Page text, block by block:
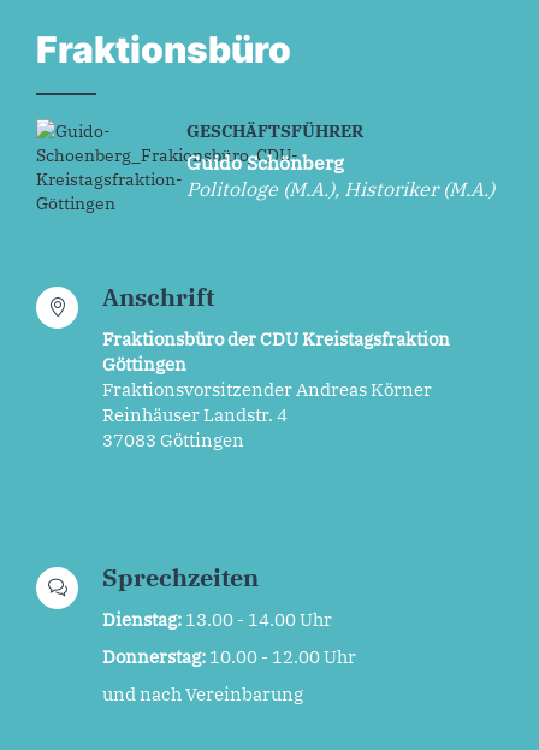
Fraktionsbüro
GESCHÄFTSFÜHRER
Guido Schönberg
Politologe (M.A.), Historiker (M.A.)
Anschrift
Fraktionsbüro der CDU Kreistagsfraktion
Göttingen
Fraktionsvorsitzender Andreas Körner
Reinhäuser Landstr. 4
37083 Göttingen
Sprechzeiten
Dienstag: 13.00 - 14.00 Uhr
Donnerstag: 10.00 - 12.00 Uhr
und nach Vereinbarung